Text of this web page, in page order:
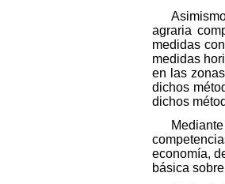
agraria
medidas
medidas
en las
dichos
dichos
economía,
básica